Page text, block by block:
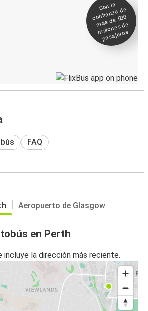
Con la
confianza de
más de 500
millones de
pasajeros
FAQ
Aeropuerto de Glasgow
en Perth
la dirección más reciente.